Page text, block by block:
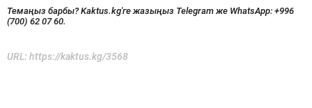
Темаңыз барбы? Kaktus.kg'ге жазыңыз Telegram же WhatsApp: +996
(700) 62 07 60.
URL: https://kaktus.kg/3568